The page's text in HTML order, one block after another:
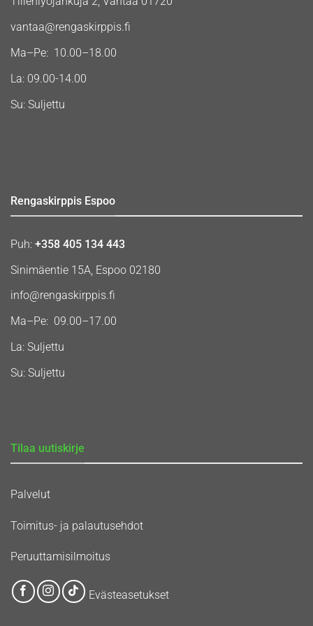
vantaa@rengaskirppis.fi
Ma–Pe: 10.00–18.00
La: 09.00-14.00
Su: Suljettu
Rengaskirppis Espoo
Puh: +358 405 134 443
Sinimäentie 15A, Espoo 02180
info@rengaskirppis.fi
Ma–Pe: 09.00–17.00
La: Suljettu
Su: Suljettu
Tilaa uutiskirje
Palvelut
Toimitus- ja palautusehdot
Peruuttamisilmoitus
Evästeasetukset